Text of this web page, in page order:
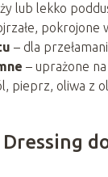
lub lekko
pokrojone
– dla
– uprażone
pieprz, oliwa z